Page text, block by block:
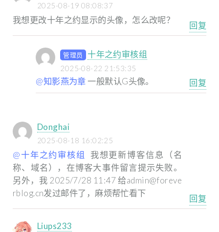
2025-08-19 08:08:37
我想更改十年之约显示的头像，怎么改呢？
回复
管理员 十年之约审核组
2025-08-22 21:53:35
@知影燕为章一般默认G头像。 回复
Donghai
2025-08-18 16:02:25
@十年之约审核组
我想更新博客信息（名
称、域名），在博客大事件留言提示失败。
另外，我 2025/7/28 11:47 给admin@foreve
rblog.cn发过邮件了，麻烦帮忙看下
回复
Liups233